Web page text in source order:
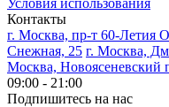
Контакты
г. Москва, пр-т 60-Летия
Снежная, 25 г. Москва,
Москва, Новоясеневский
09:00 - 21:00
Подпишитесь на нас